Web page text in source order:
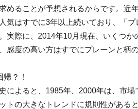
めることが予想されるからです。近
気はすでに3年以上続いており、「
実際に、2014年10月現在、いくつ
感度の高い方はすでにプレーンと柄
？！
によると、1985年、2000年は、市
トの大きなトレンドに規則性がある